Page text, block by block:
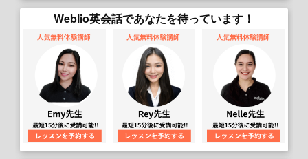
Weblio英会話であなたを待っています！